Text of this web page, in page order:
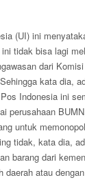
(UI) ini
tidak bisa lagi
dari
kata dia,
Indonesia ini
perusahaan
untuk
tidak, kata dia,
barang dari
atau